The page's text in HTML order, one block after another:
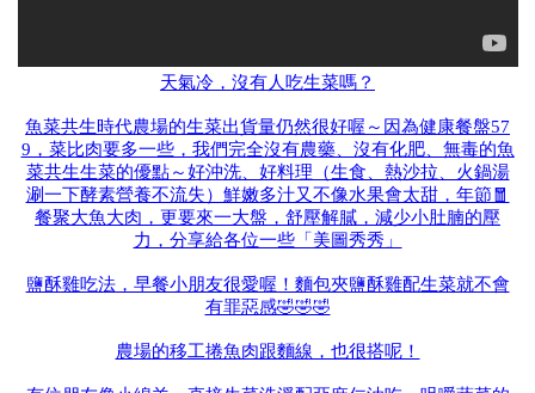
天氣冷，沒有人吃生菜嗎？
魚菜共生時代農場的生菜出貨量仍然很好喔～因為健康餐盤57
9，菜比肉要多一些，我們完全沒有農藥、沒有化肥、無毒的魚
菜共生生菜的優點～好沖洗、好料理（生食、熱沙拉、火鍋湯
涮一下酵素營養不流失）鮮嫩多汁又不像水果會太甜，年節🧧
餐聚大魚大肉，更要來一大盤，舒壓解膩，減少小肚腩的壓
力，分享給各位一些「美圖秀秀」
鹽酥雞吃法，早餐小朋友很愛喔！麵包夾鹽酥雞配生菜就不會
有罪惡感🤣🤣🤣
農場的移工捲魚肉跟麵線，也很搭呢！